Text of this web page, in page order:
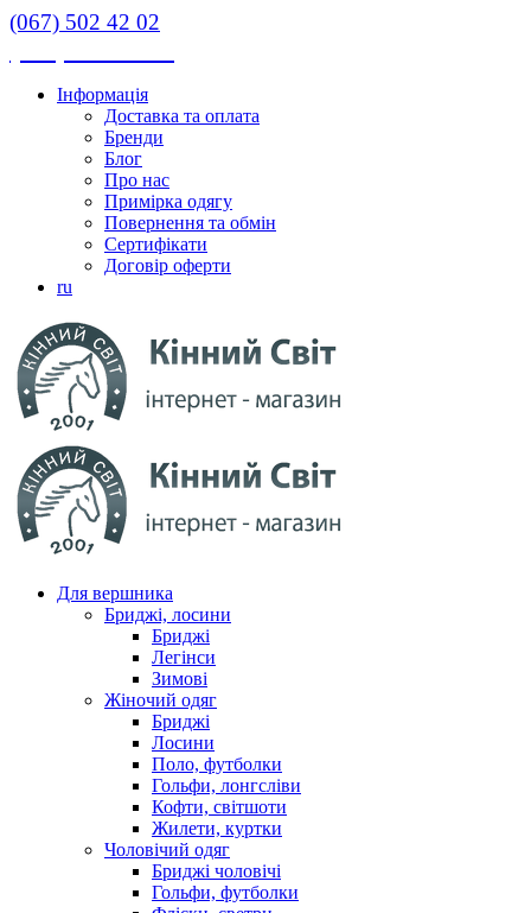
(067) 502 42 02
Інформація
Доставка та оплата
Бренди
Блог
Про нас
Примірка одягу
Повернення та обмін
Сертифікати
Договір оферти
ru
Для вершника
Бриджі, лосини
Бриджі
Легінси
Зимові
Жіночий одяг
Бриджі
Лосини
Поло, футболки
Гольфи, лонгсліви
Кофти, світшоти
Жилети, куртки
Чоловічий одяг
Бриджі чоловічі
Гольфи, футболки